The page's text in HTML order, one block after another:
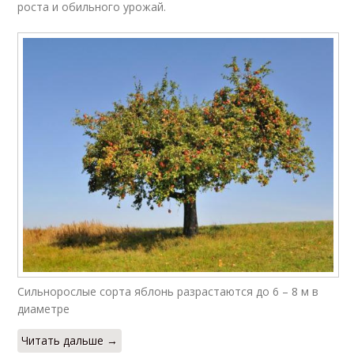
роста и обильного урожай.
Сильнорослые сорта яблонь разрастаются до 6 – 8 м в
диаметре
Читать дальше →